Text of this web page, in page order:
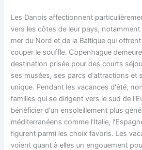
Les Danois affectionnent
vers les côtes de leur pays, notamment
mer du Nord et de la Baltique qui
couper le souffle. Copenhague
destination prisée pour des courts
ses musées, ses parcs d'attractions et
unique. Pendant les vacances d'été,
familles qui se dirigent vers le sud de
bénéficier d'un ensoleillement plus
méditerranéens comme l'Italie,
figurent parmi les choix favoris. Les
voient quant à elles un engouement